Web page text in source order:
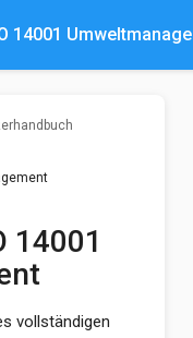
14001
14001
vollständigen